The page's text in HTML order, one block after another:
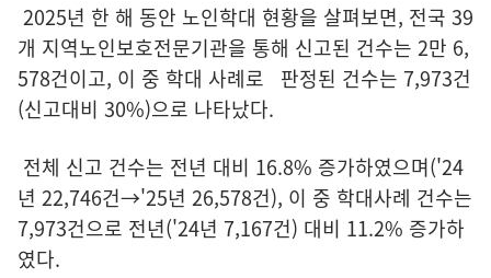
2025년 한 해 동안 노인학대 현황을 살펴보면, 전국 39
개 지역노인보호전문기관을 통해 신고된 건수는 2만 6,
578건이고, 이 중 학대 사례로 판정된 건수는 7,973건
(신고대비 30%)으로 나타났다.
전체 신고 건수는 전년 대비 16.8% 증가하였으며('24
년 22,746건→'25년 26,578건), 이 중 학대사례 건수는
7,973건으로 전년('24년 7,167건) 대비 11.2% 증가하
였다.